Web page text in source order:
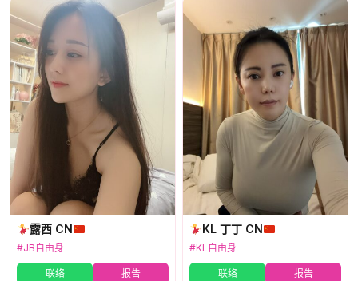
露西 CN
#JB自由身
联络 报告
KL 丁丁 CN
#KL自由身
联络 报告